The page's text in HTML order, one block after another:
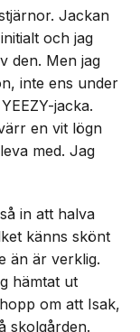
Jackan
och jag
den. Men jag
inte ens under
jacka.
en vit lögn
med. Jag
in att halva
känns skönt
än är verklig.
hämtat ut
om att Isak,
skolgården.